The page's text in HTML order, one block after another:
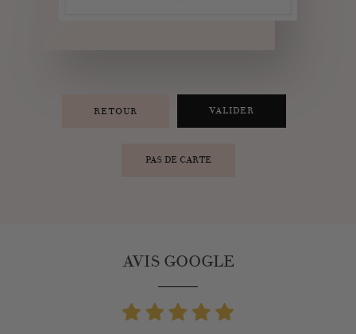
RETOUR VALIDER
PAS DE CARTE
AVIS GOOGLE